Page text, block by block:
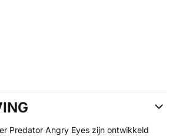
Predator Angry Eyes zijn ontwikkeld